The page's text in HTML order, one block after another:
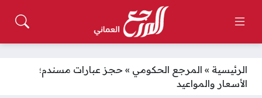
الرئيسية » المرجع الحكومي » حجز عبارات مسندم؛
الأسعار والمواعيد